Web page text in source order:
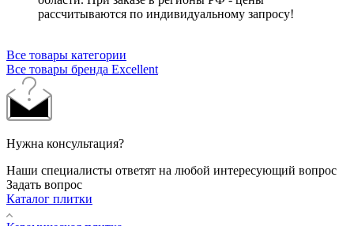
рассчитываются по индивидуальному запросу!
Все товары категории
Все товары бренда Excellent
Нужна консультация?
Наши специалисты ответят на любой интересующий вопрос
Задать вопрос
Каталог плитки